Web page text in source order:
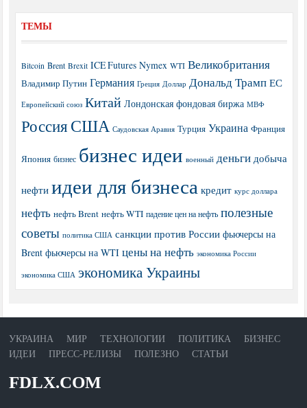
ТЕМЫ
Bitcoin Brent Brexit ICE Futures Nymex WTI Великобритания
Владимир Путин Германия Греция Доллар Дональд Трамп ЕС
Европейский союз Китай Лондонская фондовая биржа МВФ
РоссияСША Саудовская Аравия Турция Украина Франция
Япония бизнес бизнес идеи военный деньги добыча
нефти идеи для бизнеса кредит курс доллара
нефть нефть Brent нефть WTI падение цен на нефть полезные
советы политика США санкции против России фьючерсы на
Brent фьючерсы на WTI цены на нефть экономика России
экономика США экономика Украины
УКРАИНА МИР ТЕХНОЛОГИИ ПОЛИТИКА
БИЗНЕС
ИДЕИ
ПРЕСС-РЕЛИЗЫ ПОЛЕЗНО СТАТЬИ
FDLX.COM